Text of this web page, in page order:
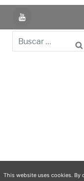
YouTube
This website uses cookies. By